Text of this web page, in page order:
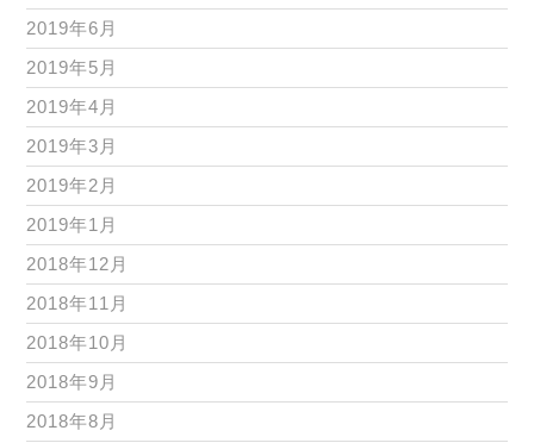
2019年6月
2019年5月
2019年4月
2019年3月
2019年2月
2019年1月
2018年12月
2018年11月
2018年10月
2018年9月
2018年8月